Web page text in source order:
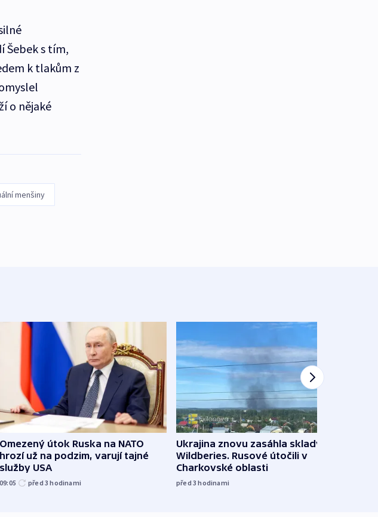
Šebek s tím,
k tlakům z
o nějaké
menšiny
Omezený útok Ruska na NATO
hrozí už na podzim, varují tajné
služby USA
09:05 před 3hodinami
Ukrajina znovu zasáhla sklady
Wildberies. Rusové útočili v
Charkovské oblasti
před 3hodinami